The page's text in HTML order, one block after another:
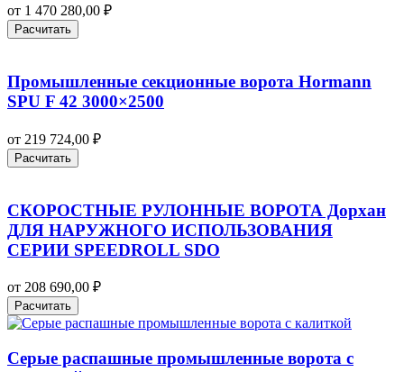
от 1 470 280,00 ₽
Расчитать
Промышленные секционные ворота Hormann
SPU F 42 3000×2500
от 219 724,00 ₽
Расчитать
СКОРОСТНЫЕ РУЛОННЫЕ ВОРОТА Дорхан
ДЛЯ НАРУЖНОГО ИСПОЛЬЗОВАНИЯ
СЕРИИ SPEEDROLL SDO
от 208 690,00 ₽
Расчитать
Серые распашные промышленные ворота с